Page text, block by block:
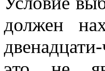
должен